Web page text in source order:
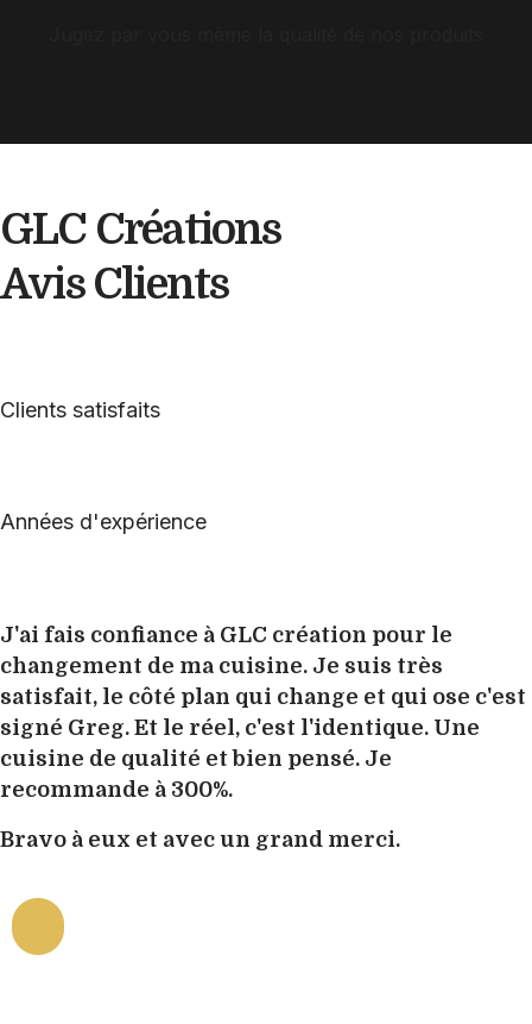
GLC Créations
AvisClients
Clients satisfaits
Années d'expérience
J'ai fais confiance à GLC création pour le
changement de ma cuisine. Je suis très
satisfait, le côté plan qui change et qui ose c'est
signé Greg. Et le réel, c'est l'identique. Une
cuisine de qualité et bien pensé. Je
recommande à 300%.
Bravo à eux et avec un grand merci.